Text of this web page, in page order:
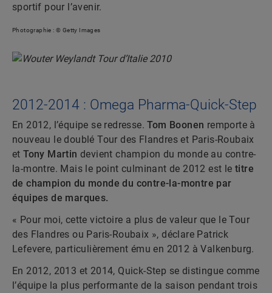
sportif pour l’avenir.
Photographie : © Getty Images
2012-2014 : Omega Pharma-Quick-Step
En 2012, l’équipe se redresse.Tom Boonen remporte à
nouveau le doublé Tour des Flandres et Paris-Roubaix
etTony Martin devient champion du monde au contre-
la-montre. Mais le point culminant de 2012 est le titre
de champion du monde du contre-la-montre par
équipes de marques.
« Pour moi, cette victoire a plus de valeur que le Tour
des Flandres ou Paris-Roubaix », déclare Patrick
Lefevere, particulièrement ému en 2012 à Valkenburg.
En 2012, 2013 et 2014, Quick-Step se distingue comme
l’équipe la plus performante de la saison pendant trois